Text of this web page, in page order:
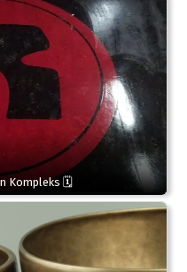
Kompleks 🗓